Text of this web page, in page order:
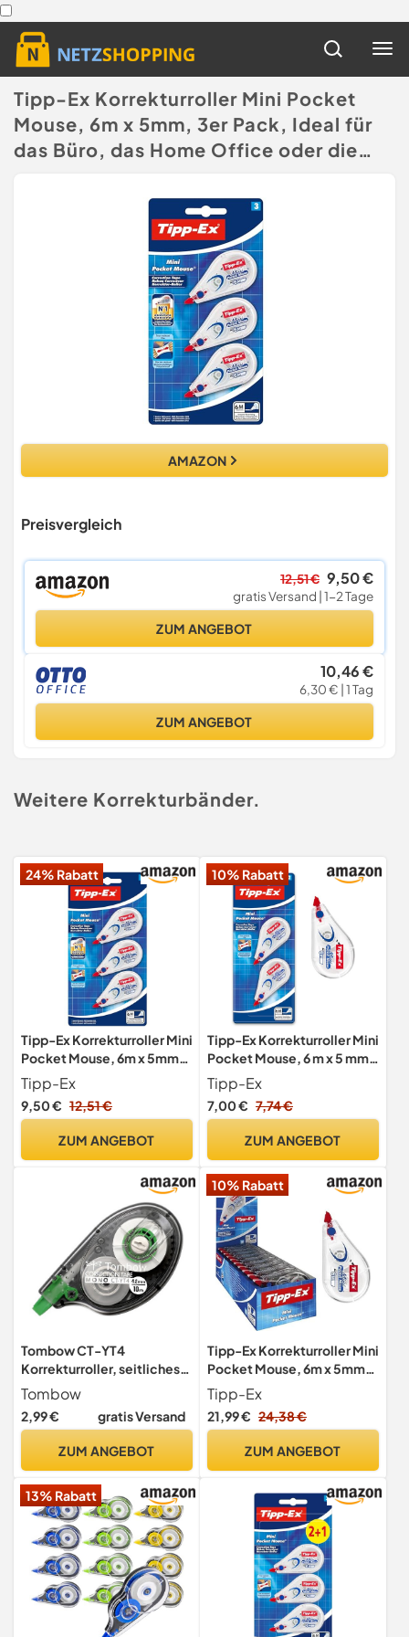
Tipp-Ex Korrekturroller Mini Pocket
Mouse, 6m x 5mm, 3er Pack, Ideal für
das Büro, das Home Office oder die
AMAZON
Preisvergleich
12,51 € 9,50 €
gratis Versand | 1-2 Tage
ZUM ANGEBOT
10,46 €
6,30 € | 1 Tag
ZUM ANGEBOT
Weitere Korrekturbänder.
24% Rabatt
Tipp-Ex Korrekturroller Mini
Pocket Mouse, 6m x 5mm,
3er Pack, Ideal für das Büro,
das Home Office oder die
Schule
Tipp-Ex
9,50 € 12,51 €
ZUM ANGEBOT
10% Rabatt
Tipp-Ex Korrekturroller Mini
Pocket Mouse, 6 m x 5 mm,
2er-Pack, ideal für das
Büro, das Homeoffice oder
die Schule
Tipp-Ex
7,00 € 7,74 €
ZUM ANGEBOT
Tombow CT-YT4
Korrekturroller, seitliches
Abrollen, 4.2 mm x 10 m,
geblistert
Tombow
2,99 € gratis Versand
ZUM ANGEBOT
10% Rabatt
Tipp-Ex Korrekturroller Mini
Pocket Mouse, 6m x 5mm,
10er Pack, Ideal für das
Büro, das Home Office oder
die Schule
Tipp-Ex
21,99 € 24,38 €
ZUM ANGEBOT
13% Rabatt